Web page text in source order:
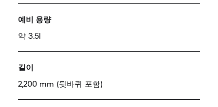
예비 용량
약 3.5l
길이
2,200 mm (뒷바퀴 포함)